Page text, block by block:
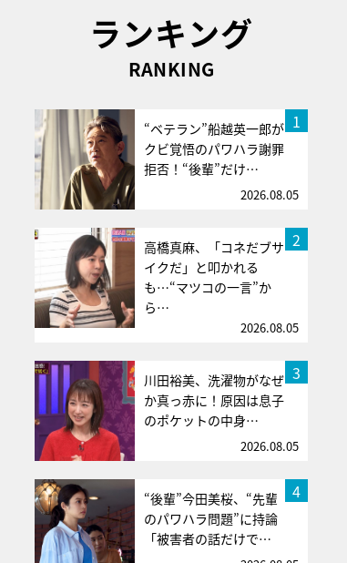
ランキング
RANKING
1
“ベテラン”船越英一郎が
クビ覚悟のパワハラ謝罪
拒否！“後輩”だけ…
2026.08.05
2
高橋真麻、「コネだブサ
イクだ」と叩かれる
も…“マツコの一言”か
ら…
2026.08.05
3
川田裕美、洗濯物がなぜ
か真っ赤に！原因は息子
のポケットの中身…
2026.08.05
4
“後輩”今田美桜、“先輩
のパワハラ問題”に持論
「被害者の話だけで…